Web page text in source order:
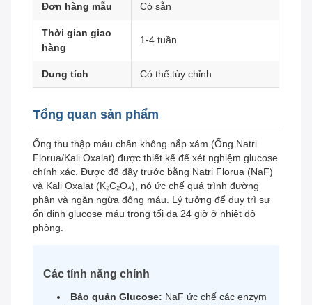
Đơn hàng mẫu Có sẵn
Thời gian giao
hàng
1-4 tuần
Dung tích Có thể tùy chỉnh
Tổng quan sản phẩm
Ống thu thập máu chân không nắp xám (Ống Natri
Florua/Kali Oxalat) được thiết kế để xét nghiệm glucose
chính xác. Được đổ đầy trước bằng Natri Florua (NaF)
và Kali Oxalat (K₂C₂O₄), nó ức chế quá trình đường
phân và ngăn ngừa đông máu. Lý tưởng để duy trì sự
ổn định glucose máu trong tối đa 24 giờ ở nhiệt độ
phòng.
Các tính năng chính
Bảo quản Glucose: NaF ức chế các enzym